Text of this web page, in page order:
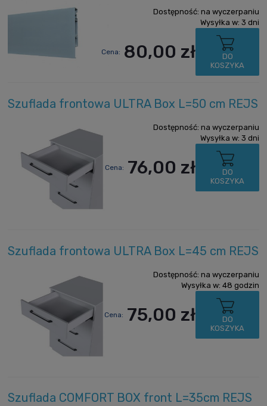
Dostępność: na wyczerpaniu
Wysyłka w: 3 dni
Cena: 80,00 zł
DO
KOSZYKA
Szuflada frontowa ULTRA Box L=50 cm REJS
Dostępność: na wyczerpaniu
Wysyłka w: 3 dni
Cena: 76,00 zł
DO
KOSZYKA
Szuflada frontowa ULTRA Box L=45 cm REJS
Dostępność: na wyczerpaniu
Wysyłka w: 48 godzin
Cena: 75,00 zł
DO
KOSZYKA
Szuflada COMFORT BOX front L=35cm REJS